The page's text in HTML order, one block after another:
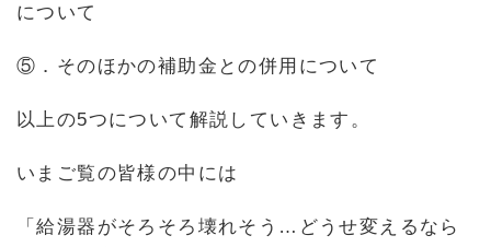
について
⑤．そのほかの補助金との併用について
以上の5つについて解説していきます。
いまご覧の皆様の中には
「給湯器がそろそろ壊れそう…どうせ変えるなら